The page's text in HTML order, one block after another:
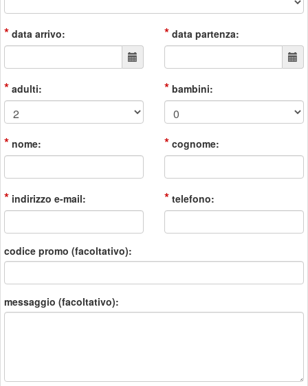
* data arrivo: * data partenza:
* adulti: * bambini:
* nome: * cognome:
* indirizzo e-mail: * telefono:
codice promo (facoltativo):
messaggio (facoltativo):